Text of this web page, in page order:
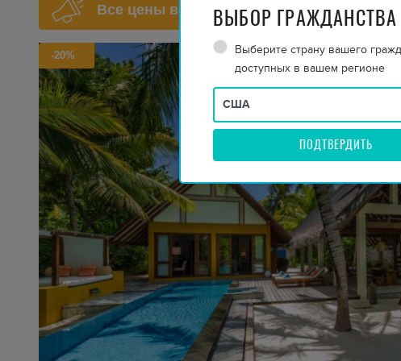
Все цены включают трансферы в обе
-20%
ВЫБОР ГРАЖДАНСТВА
Выберите страну вашего
доступных в вашем регионе
ПОДТВЕРДИТЬ